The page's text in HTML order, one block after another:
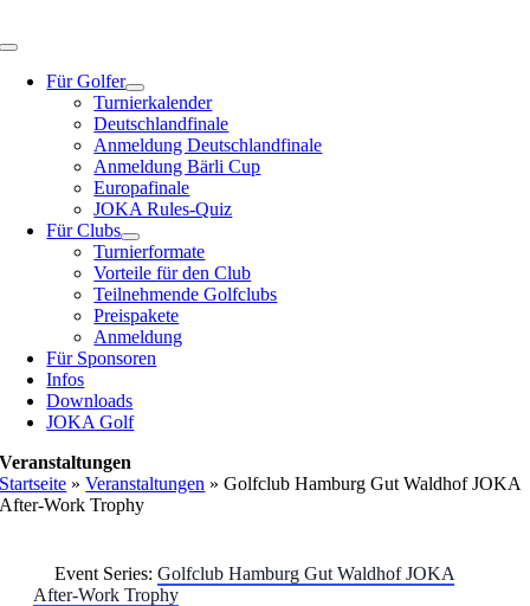
Inhalt
Toggle
NavigationFür Golfer
Turnierkalender
Deutschlandfinale
Anmeldung Deutschlandfinale
Anmeldung Bärli Cup
Europafinale
JOKA Rules-Quiz
Für Clubs
Turnierformate
Vorteile für den Club
Teilnehmende Golfclubs
Preispakete
Anmeldung
Für Sponsoren
Infos
Downloads
JOKA Golf
Veranstaltungen
Startseite »Veranstaltungen »Golfclub Hamburg Gut Waldhof JOKA
After-Work Trophy
Event Series: Golfclub Hamburg Gut Waldhof JOKA
After-Work Trophy